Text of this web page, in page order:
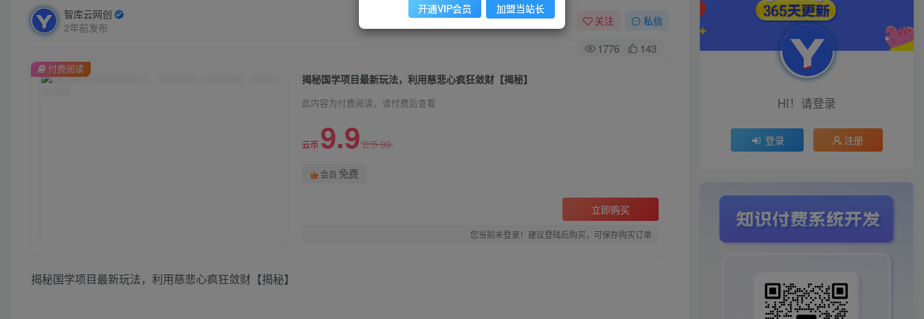
智库云网创
2年前发布
关注 私信
1776 143
揭秘国学项目最新玩法，利用慈悲心疯狂敛财【揭秘】
此内容为付费阅读，请付费后查看
云币 9.9云币99
会员 免费
立即购买
您当前未登录！建议登陆后购买，可保存购买订单
付费阅读
揭秘国学项目最新玩法，利用慈悲心疯狂敛财【揭秘】
HI！请登录
登录 注册
开通VIP会员 加盟当站长